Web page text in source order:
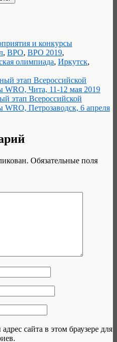
и конкурсы
, ВРО, ВРО 2019,
олимпиада, Иркутск,
этап Всероссийской
WRO, Чита, 11-12 мая 2019
этап Всероссийской
Петрозаводск, 6 апреля
Обязательные поля
сайта в этом браузере для